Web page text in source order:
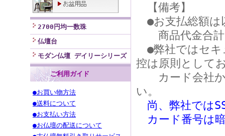
2700円均一数珠
仏壇台
モダン仏壇 デイリーシリーズ
ご利用ガイド
●お買い物方法
●送料について
●お支払い方法
●お仏壇の配送について
【備考】
●お支払総額は
商品代金合計
●弊社ではセキ
控は原則として
カード会社か
い。
尚、弊社では
カード番号は